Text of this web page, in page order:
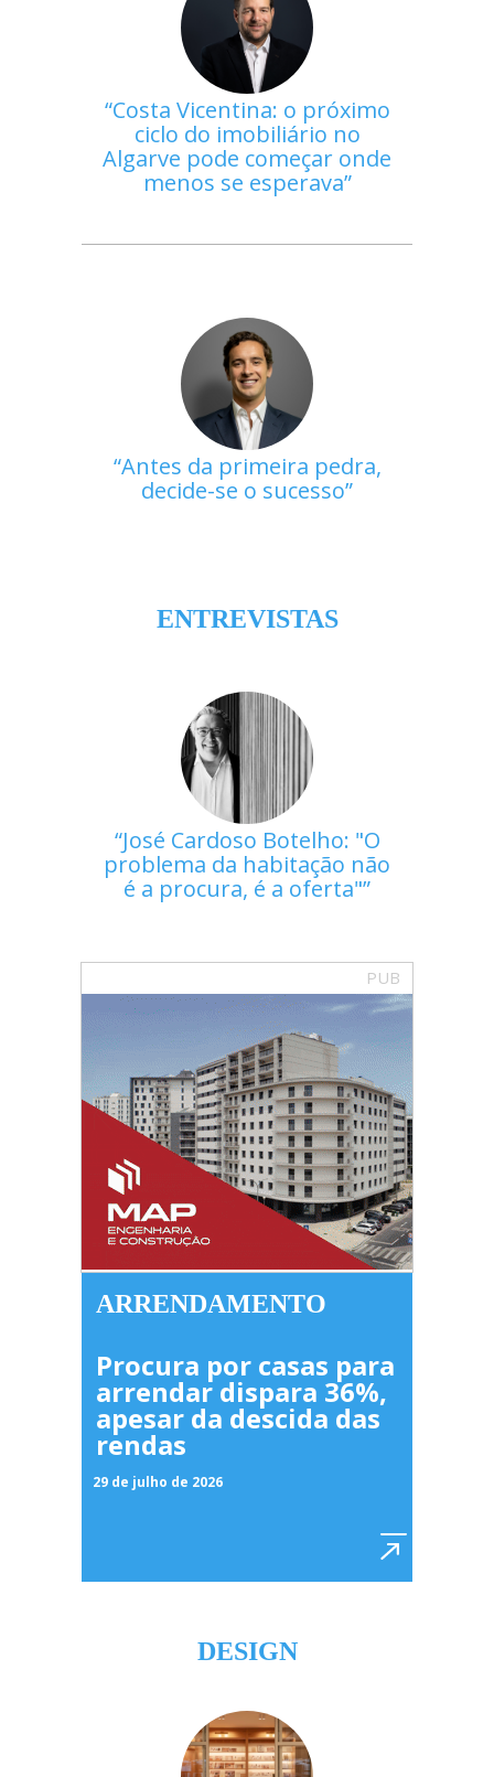
Costa Vicentina: o próximo
ciclo do imobiliário no
Algarve pode começar onde
menos se esperava
Antes da primeira pedra,
decide-se o sucesso
ENTREVISTAS
José Cardoso Botelho: "O
problema da habitação não
é a procura, é a oferta"
PUB
ARRENDAMENTO
Procura por casas para
arrendar dispara 36%,
apesar da descida das
rendas
29 de julho de 2026
DESIGN